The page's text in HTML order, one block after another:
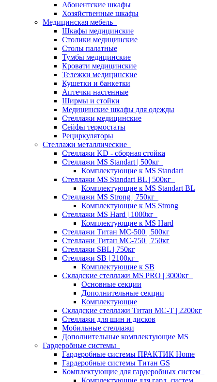
Абонентские шкафы
Хозяйственные шкафы
Медицинская мебель
Шкафы медицинские
Столики медицинские
Столы палатные
Тумбы медицинские
Кровати медицинские
Тележки медицинские
Кушетки и банкетки
Аптечки настенные
Ширмы и стойки
Медицинские шкафы для одежды
Стеллажи медицинские
Сейфы термостаты
Рециркуляторы
Стеллажи металлические
Стеллажи KD - сборная стойка
Стеллажи MS Standart | 500кг
Комплектующие к MS Standart
Стеллажи MS Standart BL | 500кг
Комплектующие к MS Standart BL
Стеллажи MS Strong | 750кг
Комплектующие к MS Strong
Стеллажи MS Hard | 1000кг
Комплектующие к MS Hard
Стеллажи Титан МС-500 | 500кг
Стеллажи Титан МС-750 | 750кг
Стеллажи SBL | 750кг
Стеллажи SB | 2100кг
Комплектующие к SB
Складские стеллажи MS PRO | 3000кг
Основные секции
Дополнительные секции
Комплектующие
Складские стеллажи Титан МС-Т | 2200кг
Стеллажи для шин и дисков
Мобильные стеллажи
Дополнительные комплектующие MS
Гардеробные системы
Гардеробные системы ПРАКТИК Home
Гардеробные системы Титан GS
Комплектующие для гардеробных систем
Комплектующие для гард. систем